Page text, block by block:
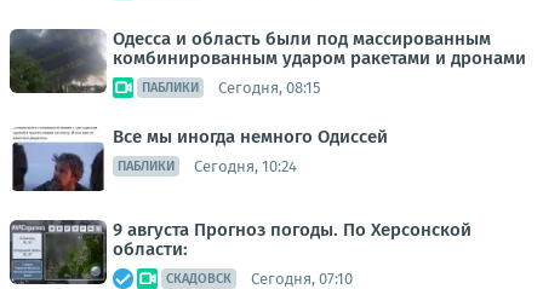
Одесса и область были под массированным
комбинированным ударом ракетами и дронами
ПАБЛИКИ Сегодня, 08:15
Все мы иногда немного Одиссей
ПАБЛИКИ Сегодня, 10:24
9 августа Прогноз погоды. По Херсонской
области:
СКАДОВСК Сегодня, 07:10